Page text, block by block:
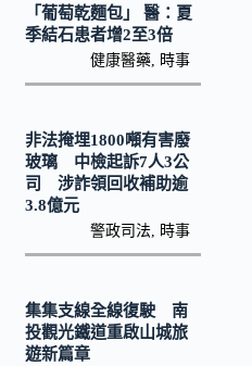
「葡萄乾麵包」 醫：夏
季結石患者增2至3倍
健康醫藥 時事
非法掩埋1800噸有害廢
玻璃 中檢起訴7人3公
司 涉詐領回收補助逾
3.8億元
警政司法 時事
集集支線全線復駛 南
投觀光鐵道重啟山城旅
遊新篇章